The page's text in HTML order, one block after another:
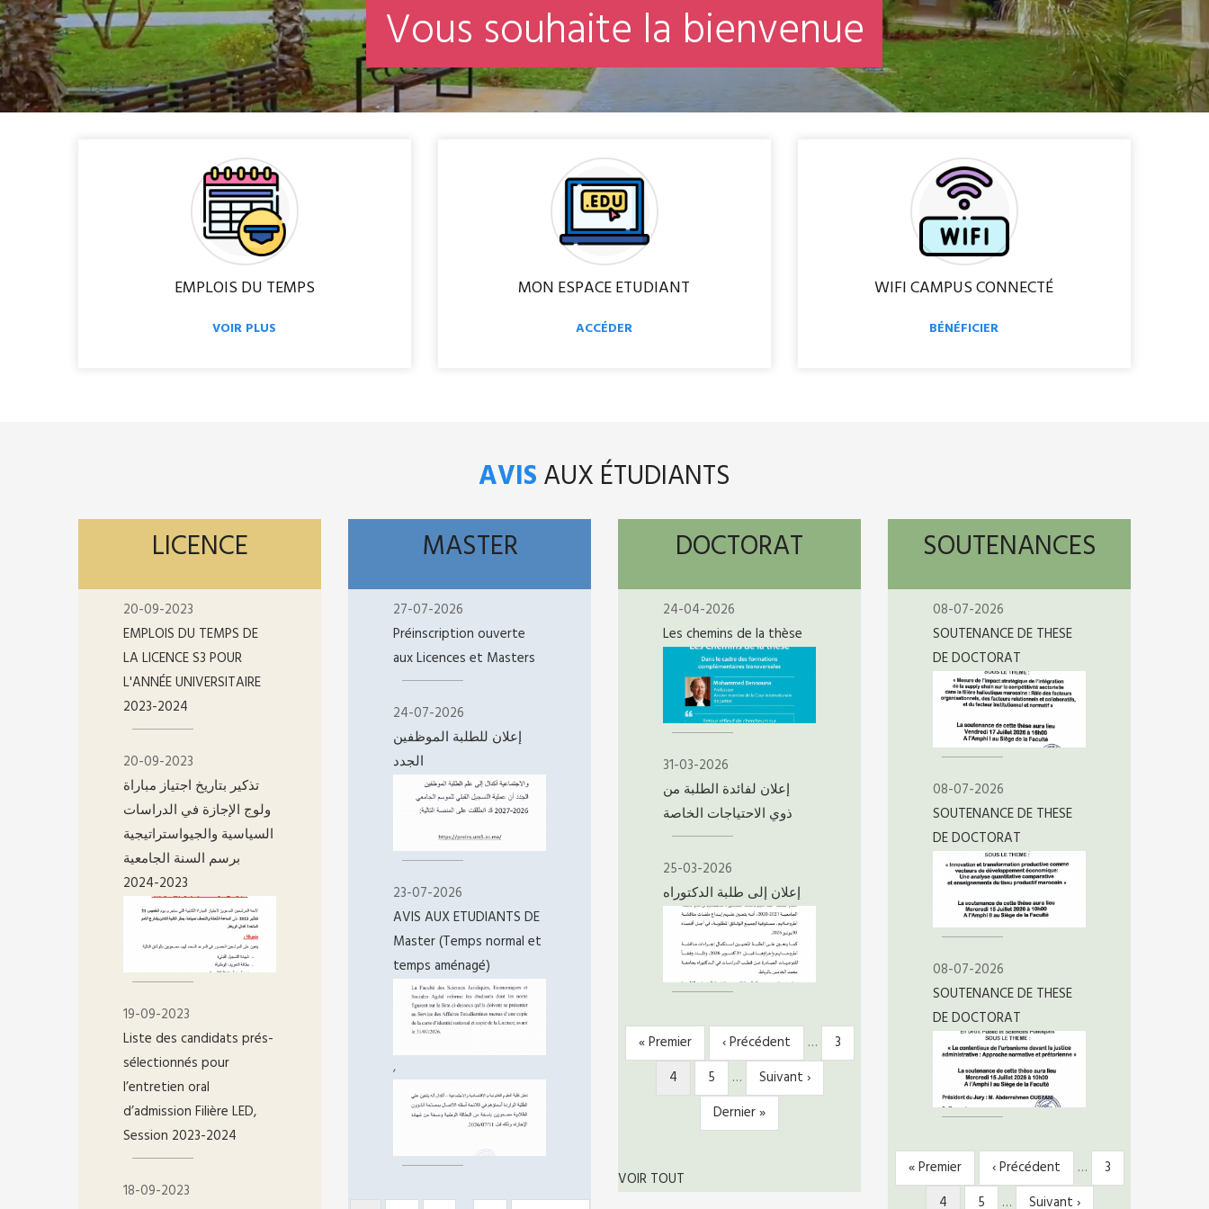
Vous souhaite la bienvenue
EMPLOIS DU TEMPS
VOIR PLUS
MON ESPACE ETUDIANT
ACCÉDER
WIFI CAMPUS CONNECTÉ
BÉNÉFICIER
AVISAUX ÉTUDIANTS
LICENCE
20-09-2023
EMPLOIS DU TEMPS DE
LA LICENCE S3 POUR
L'ANNÉE UNIVERSITAIRE
2023-2024
20-09-2023
تذكير بتاريخ اجتياز مباراة
ولوج الإجازة في الدراسات
السياسية والجيواستراتيجية
برسم السنة الجامعية
2023-2024
19-09-2023
Liste des candidats prés-
sélectionnés pour
l’entretien oral
d’admission Filière LED,
Session 2023-2024
18-09-2023
MASTER
27-07-2026
Préinscription ouverte
aux Licences et Masters
24-07-2026
إعلان للطلبة الموظفين
الجدد
23-07-2026
AVIS AUX ETUDIANTS DE
Master (Temps normal et
temps aménagé)
,
DOCTORAT
24-04-2026
Les chemins de la thèse
31-03-2026
إعلان لفائدة الطلبة من
ذوي الاحتياجات الخاصة
25-03-2026
إعلان إلى طلبة الدكتوراه
PAGINATION
Première
page
« Premier
Page
précédente
‹ Précédent … Page
3
Page
courante
4 Page
5 …
Page
suivante
Suivant ›
Dernière
page
Dernier »
VOIR TOUT
SOUTENANCES
08-07-2026
SOUTENANCE DE THESE
DE DOCTORAT
08-07-2026
SOUTENANCE DE THESE
DE DOCTORAT
08-07-2026
SOUTENANCE DE THESE
DE DOCTORAT
PAGINATION
Première
page
« Premier
Page
précédente
‹ Précédent … Page
3
Page
4 Page
5 …
Page
Suivant ›